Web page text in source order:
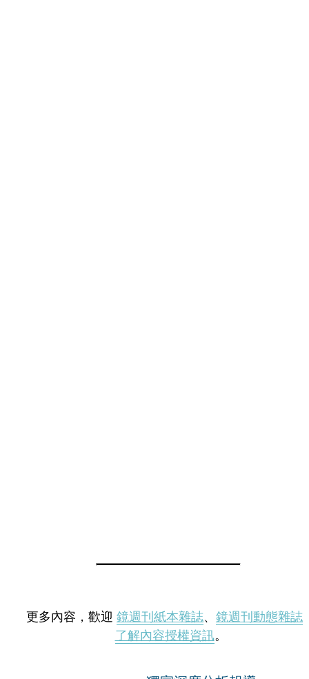
更多內容，歡迎 鏡週刊紙本雜誌、 鏡週刊動態雜誌
了解內容授權資訊。